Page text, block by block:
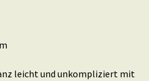
leicht und unkompliziert mit